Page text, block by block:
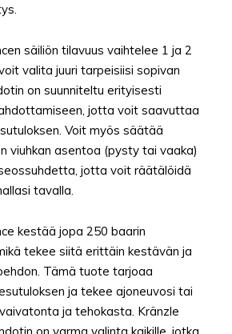
säiliön tilavuus vaihtelee 1 ja 2
valita juuri tarpeisiisi sopivan
on suunniteltu erityisesti
jotta voit saavuttaa
Voit myös säätää
viuhkan asentoa (pysty tai vaaka)
jotta voit räätälöidä
tavalla.
kestää jopa 250 baarin
tekee siitä erittäin kestävän ja
Tämä tuote tarjoaa
ja tekee ajoneuvosi tai
ja tehokasta. Kränzle
on varma valinta kaikille, jotka